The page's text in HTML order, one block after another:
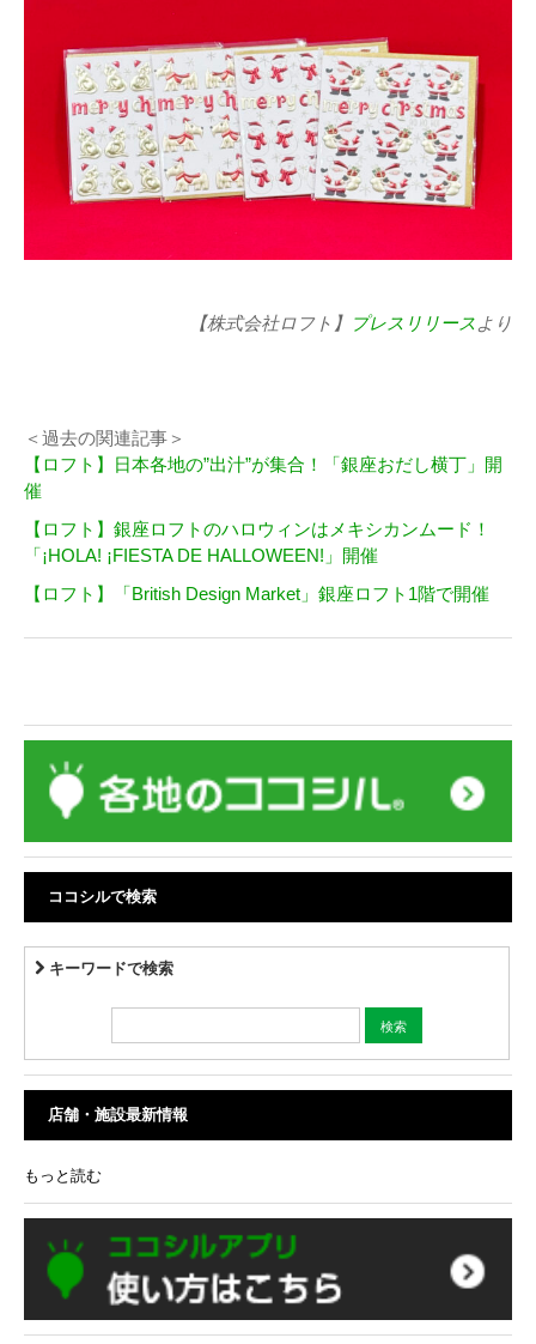
【株式会社ロフト】 プレスリリースより
＜過去の関連記事＞
【ロフト】日本各地の”出汁”が集合！「銀座おだし横丁」開
催
【ロフト】銀座ロフトのハロウィンはメキシカンムード！
「¡HOLA! ¡FIESTA DE HALLOWEEN!」開催
【ロフト】「British Design Market」銀座ロフト1階で開催
ココシルで検索
キーワードで検索
店舗・施設最新情報
もっと読む